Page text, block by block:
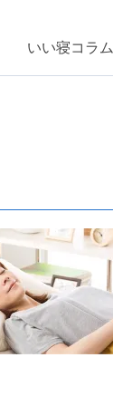
いい寝コラム